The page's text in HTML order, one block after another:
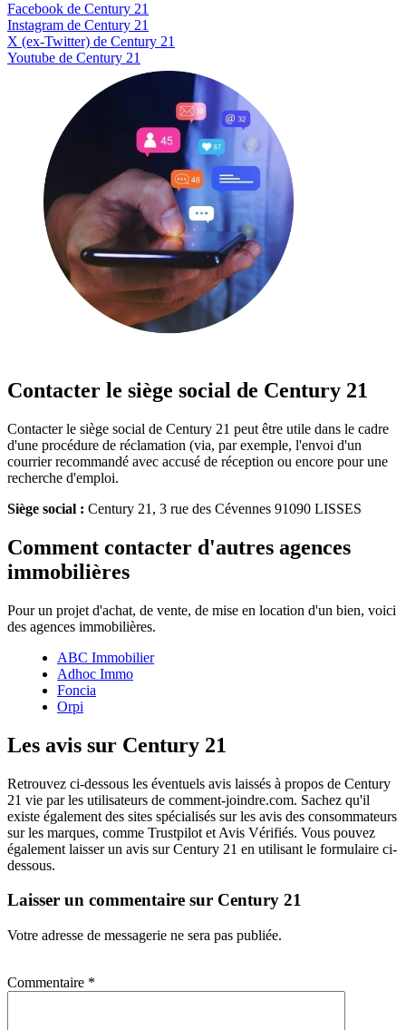
Facebook de Century 21
Instagram de Century 21
X (ex-Twitter) de Century 21
Youtube de Century 21
Contacter le siège social de Century 21
Contacter le siège social de Century 21 peut être utile dans le cadre
d'une procédure de réclamation (via, par exemple, l'envoi d'un
courrier recommandé avec accusé de réception ou encore pour une
recherche d'emploi.
Siège social : Century 21, 3 rue des Cévennes 91090 LISSES
Comment contacter d'autres agences
immobilières
Pour un projet d'achat, de vente, de mise en location d'un bien, voici
des agences immobilières.
ABC Immobilier
Adhoc Immo
Foncia
Orpi
Les avis sur Century 21
Retrouvez ci-dessous les éventuels avis laissés à propos de Century
21 vie par les utilisateurs de comment-joindre.com. Sachez qu'il
existe également des sites spécialisés sur les avis des consommateurs
sur les marques, comme Trustpilot et Avis Vérifiés. Vous pouvez
également laisser un avis sur Century 21 en utilisant le formulaire ci-
dessous.
Laisser un commentaire sur Century 21
Votre adresse de messagerie ne sera pas publiée.
Commentaire *